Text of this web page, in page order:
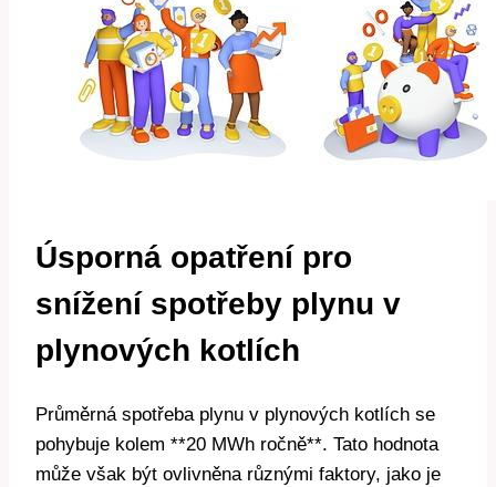
Úsporná opatření pro
snížení spotřeby plynu v
plynových kotlích
Průměrná spotřeba plynu v plynových kotlích se
pohybuje kolem **20 MWh ročně**. Tato hodnota
může však být ovlivněna různými faktory, jako je